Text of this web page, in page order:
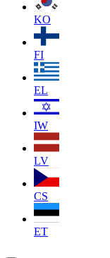
KO
FI
EL
IW
LV
CS
ET